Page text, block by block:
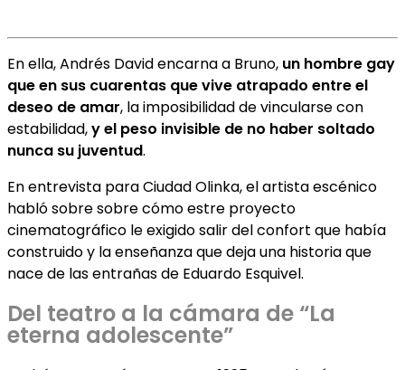
En ella, Andrés David encarna a Bruno, un hombre gay
que en sus cuarentas que vive atrapado entre el
deseo de amar, la imposibilidad de vincularse con
estabilidad,y el peso invisible de no haber soltado
nunca su juventud.
En entrevista para Ciudad Olinka, el artista escénico
habló sobre sobre cómo estre proyecto
cinematográfico le exigido salir del confort que había
construido y la enseñanza que deja una historia que
nace de las entrañas de Eduardo Esquivel.
Del teatro a la cámara de “La
eterna adolescente”